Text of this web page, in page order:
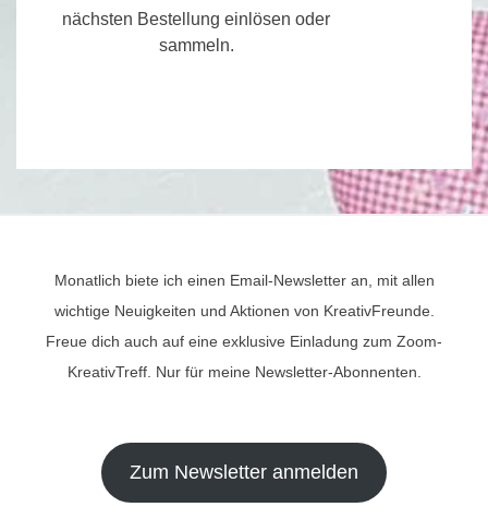
nächsten Bestellung einlösen oder
sammeln.
Monatlich biete ich einen Email-Newsletter an, mit allen
wichtige Neuigkeiten und Aktionen von KreativFreunde.
Freue dich auch auf eine exklusive Einladung zum Zoom-
KreativTreff. Nur für meine Newsletter-Abonnenten.
Zum Newsletter anmelden